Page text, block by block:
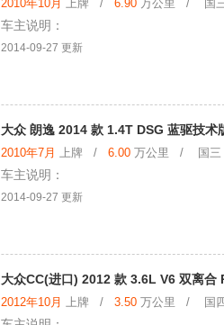
2010年10月 上牌 / 6.90 万公里 / 国
车主说明：
2014-09-27 更新
大众 朗逸 2014 款 1.4T DSG 蓝驱技术
2010年7月 上牌 / 6.00 万公里 / 国三
车主说明：
2014-09-27 更新
大众CC(进口) 2012 款 3.6L V6 双离合
2012年10月 上牌 / 3.50 万公里 / 国